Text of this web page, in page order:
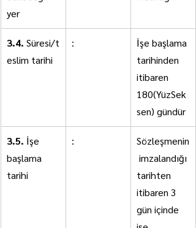
yer
3.4. Süresi/t
eslim tarihi
:
İşe başlama
tarihinden
itibaren
180(YüzSek
sen) gündür
3.5. İşe
başlama
tarihi
:
Sözleşmenin
imzalandığı
tarihten
itibaren 3
gün içinde